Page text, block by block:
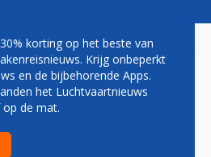
ATJEH
ZET
IN
korting op het beste van
Krijg onbeperkt
en de bijbehorende Apps.
het Luchtvaartnieuws
de mat.